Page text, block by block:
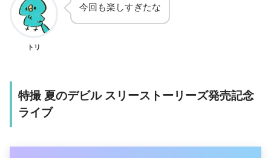
トリ
今回も楽しすぎたな
特撮 夏のデビル スリーストーリーズ発売記念
ライブ